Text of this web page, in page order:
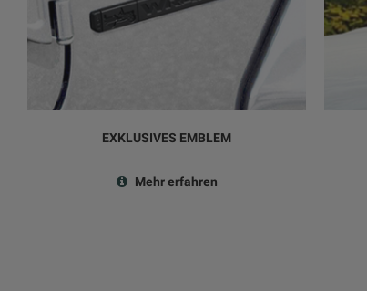
EXKLUSIVES EMBLEM
Mehr erfahren